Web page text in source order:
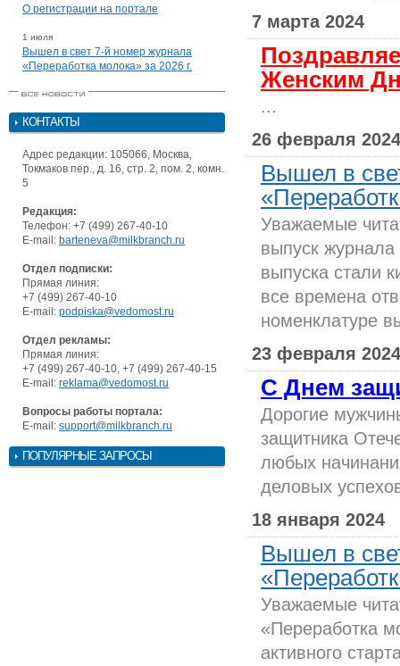
О регистрации на портале
1 июля
Вышел в свет 7-й номер журнала
«Переработка молока» за 2026 г.
КОНТАКТЫ
Адрес редакции: 105066, Москва,
Токмаков пер., д. 16, стр. 2, пом. 2, комн.
5
Редакция:
Телефон: +7 (499) 267-40-10
E-mail: barteneva@milkbranch.ru
Отдел подписки:
Прямая линия:
+7 (499) 267-40-10
E-mail: podpiska@vedomost.ru
Отдел рекламы:
Прямая линия:
+7 (499) 267-40-10, +7 (499) 267-40-15
E-mail: reklama@vedomost.ru
Вопросы работы портала:
E-mail: support@milkbranch.ru
ПОПУЛЯРНЫЕ ЗАПРОСЫ
7 марта 2024
Женским
...
26 февраля 2024
Вышел в
Уважаемые
выпуск
выпуска стали
все времена
номенклатуре
23 февраля 2024
С Днем
Дорогие
защитника
любых
деловых
18 января 2024
Вышел в
Уважаемые
«Переработка
активного